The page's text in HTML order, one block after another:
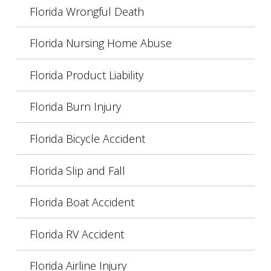
Florida Wrongful Death
Florida Nursing Home Abuse
Florida Product Liability
Florida Burn Injury
Florida Bicycle Accident
Florida Slip and Fall
Florida Boat Accident
Florida RV Accident
Florida Airline Injury